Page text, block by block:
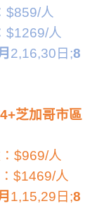
$859/人
$1269/人
2,16,30 日 ;8
芝加哥市區
$969/人
$1469/人
1,15,29 日 ;8